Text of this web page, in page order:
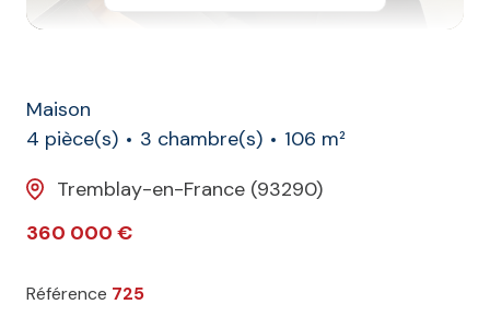
Maison
4 pièce(s)
3 chambre(s)
106 m²
Tremblay-en-France (93290)
360 000 €
Référence 725